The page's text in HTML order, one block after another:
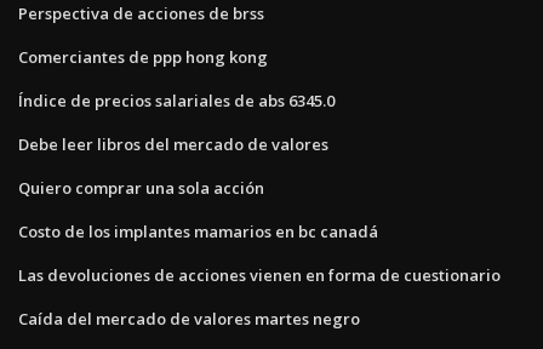
Perspectiva de acciones de brss
Comerciantes de ppp hong kong
Índice de precios salariales de abs 6345.0
Debe leer libros del mercado de valores
Quiero comprar una sola acción
Costo de los implantes mamarios en bc canadá
Las devoluciones de acciones vienen en forma de cuestionario
Caída del mercado de valores martes negro